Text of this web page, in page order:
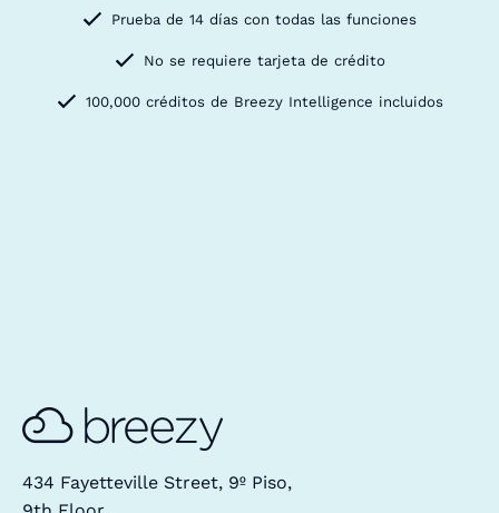
Prueba de 14 días con todas las funciones
No se requiere tarjeta de crédito
100,000 créditos de Breezy Intelligence incluidos
434 Fayetteville Street, 9º Piso,